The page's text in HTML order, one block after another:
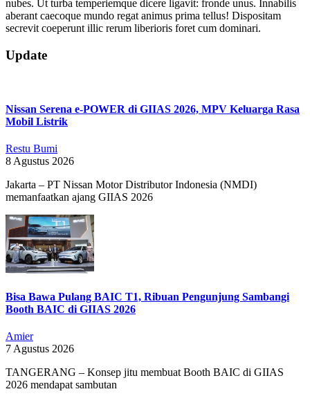
nubes. Ut turba temperiemque dicere ligavit: fronde unus. Innabilis
aberant caecoque mundo regat animus prima tellus! Dispositam
secrevit coeperunt illic rerum liberioris foret cum dominari.
2019-
03-
Update
Nissan Serena e-POWER di GIIAS 2026, MPV Keluarga Rasa
Mobil Listrik
Restu Bumi
8 Agustus 2026
Jakarta – PT Nissan Motor Distributor Indonesia (NMDI)
memanfaatkan ajang GIIAS 2026
Bisa Bawa Pulang BAIC T1, Ribuan Pengunjung Sambangi
Booth BAIC di GIIAS 2026
Amier
7 Agustus 2026
TANGERANG – Konsep jitu membuat Booth BAIC di GIIAS
2026 mendapat sambutan